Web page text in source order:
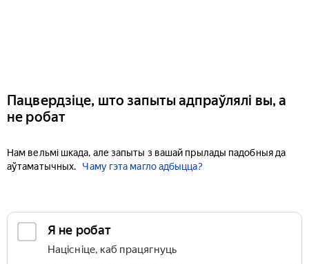
Пацвердзіце, што запыты адпраўлялі вы, а
не робат
Нам вельмі шкада, але запыты з вашай прылады падобныя да
аўтаматычных.
Чаму гэта магло адбыцца?
Я не робат
Націсніце, каб працягнуць